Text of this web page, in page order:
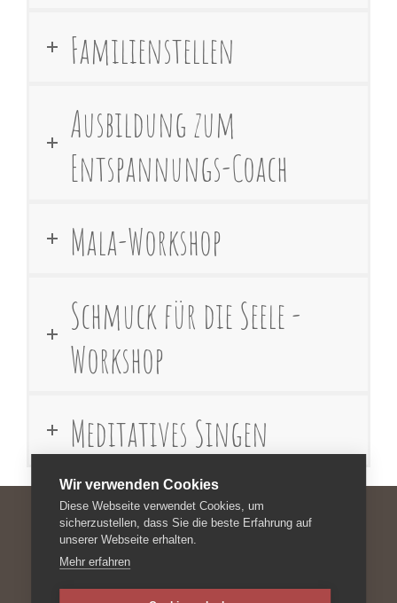
Familienstellen
Ausbildung zum
Entspannungs-Coach
Mala-Workshop
Schmuck für die Seele -
Workshop
Meditatives Singen
Impressum
Wir verwenden Cookies
Diese Webseite verwendet Cookies, um
sicherzustellen, dass Sie die beste Erfahrung auf
unserer Webseite erhalten.
Mehr erfahren